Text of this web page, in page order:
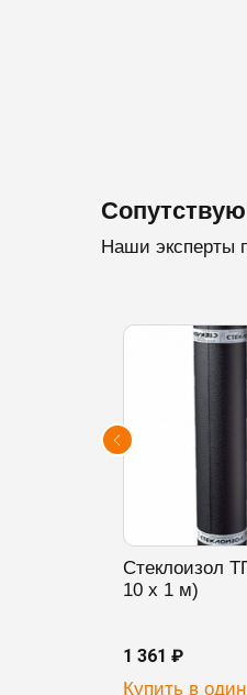
Наши эксперты
Стеклоизол
10 х 1 м)
1 361 ₽
Купить в